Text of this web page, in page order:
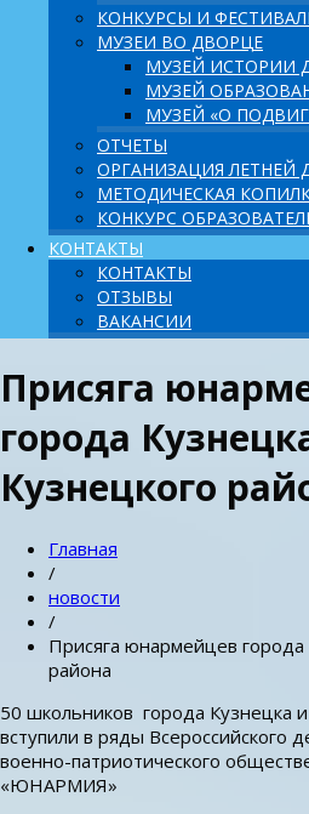
КОНКУРСЫ И
МУЗЕИ ВО ДВОРЦЕ
МУЗЕЙ ИСТОРИИ
МУЗЕЙ
МУЗЕЙ «О
ОТЧЕТЫ
ОРГАНИЗАЦИЯ ЛЕТНЕЙ
МЕТОДИЧЕСКАЯ
КОНКУРС
КОНТАКТЫ
КОНТАКТЫ
ОТЗЫВЫ
ВАКАНСИИ
Присяга
города
Кузнецкого
Главная
/
новости
/
Присяга юнармейцев города
района
50 школьников города Кузнецка
вступили в ряды Всероссийского
военно-патриотического
«ЮНАРМИЯ»